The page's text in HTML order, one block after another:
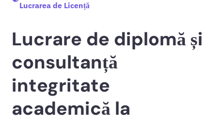
Lucrarea de Licență
Lucrare de diplomă și
consultanță
integritate
academică la